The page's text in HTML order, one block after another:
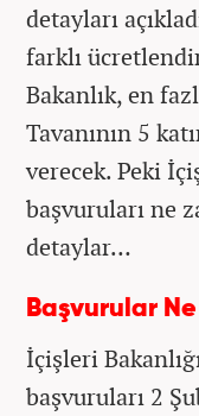
detayları
farklı
Bakanlık, en
Tavanının 5
verecek. Peki
başvuruları ne
detaylar…
Başvurular
İçişleri
başvuruları 2